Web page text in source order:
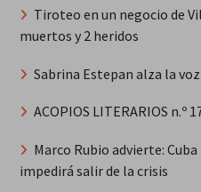
Tiroteo en un negocio de
muertos y 2 heridos
Sabrina Estepan alza la
ACOPIOS LITERARIOS n.º
Marco Rubio advierte:
impedirá salir de la crisis